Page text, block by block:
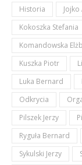
Historia
Kokoszka Stefania
Komandowska
Kuszka Piotr
Luka Bernard
Odkrycia
Pilszek Jerzy
Ryguła Bernard
Sykulski Jerzy